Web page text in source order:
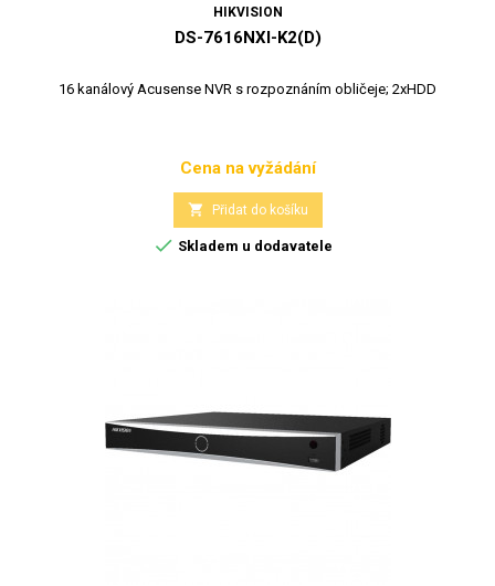
HIKVISION
DS-7616NXI-K2(D)
16 kanálový Acusense NVR s rozpoznáním obličeje; 2xHDD
Cena
Cena na vyžádání
 Přidat do košíku
 Skladem u dodavatele